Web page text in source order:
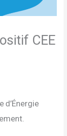
CEE
d’Énergie